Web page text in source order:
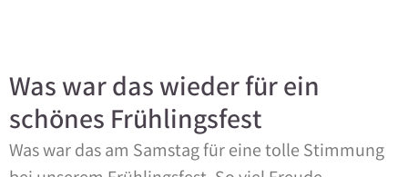
Was war das wieder für ein
schönes Frühlingsfest
Was war das am Samstag für eine tolle Stimmung